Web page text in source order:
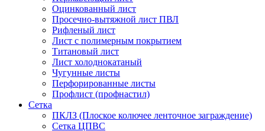
Оцинкованный лист
Просечно-вытяжной лист ПВЛ
Рифленый лист
Лист с полимерным покрытием
Титановый лист
Лист холоднокатаный
Чугунные листы
Перфорированные листы
Профлист (профнастил)
Сетка
ПКЛЗ (Плоское колючее ленточное заграждение)
Сетка ЦПВС